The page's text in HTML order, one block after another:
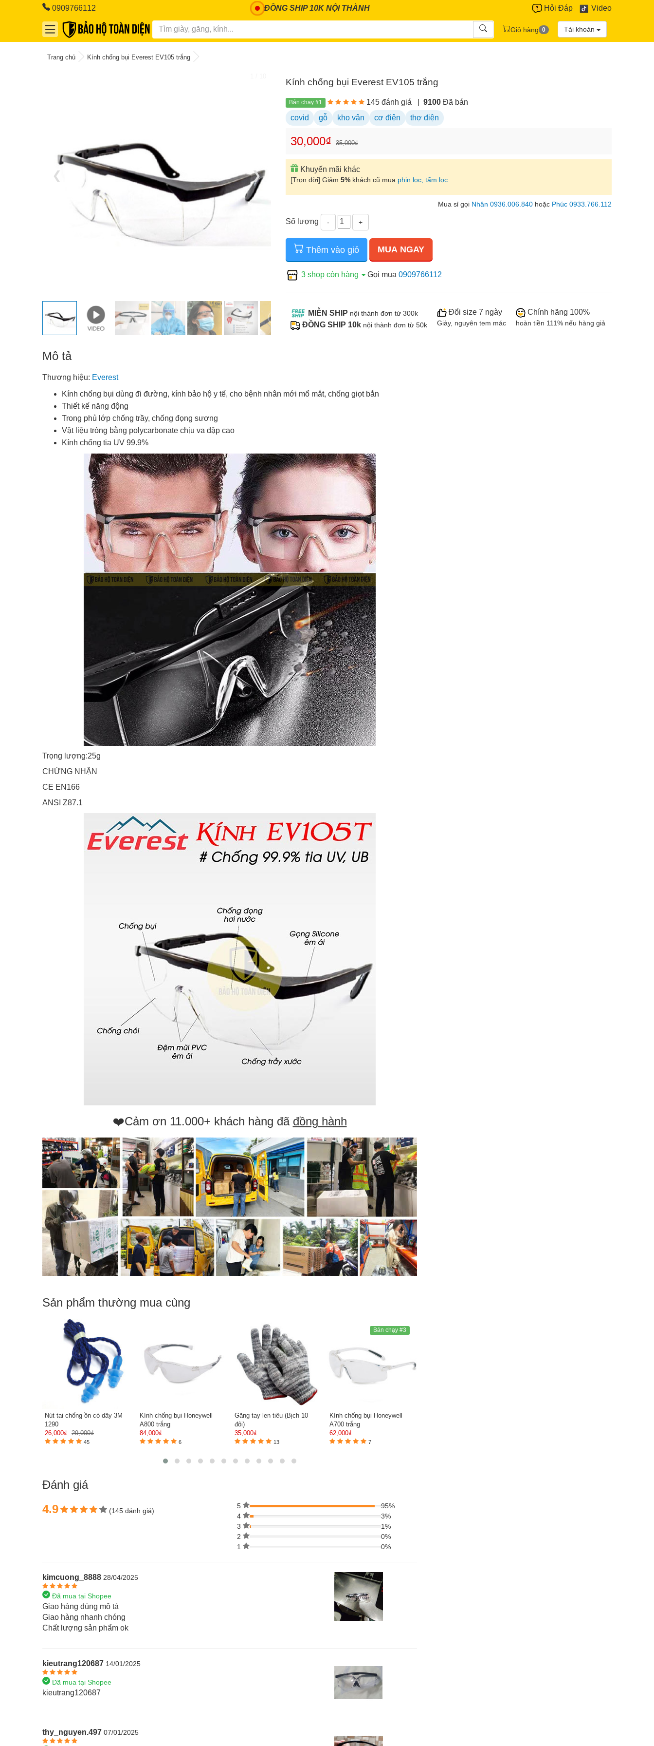
0909766112 ĐỒNG SHIP 10K NỘI THÀNH Hỏi Đáp Video
Giỏ hàng 0 Tài khoản
Trang chủ Kính chống bụi Everest EV105 trắng
❮ ❯
Kính chống bụi Everest EV105 trắng
Bán chạy #1 145 đánh giá |9100 Đã bán
covid
gỗ kho vận cơ điện thợ điện
30,000₫ 35,000₫
Khuyến mãi khác
[Trọn đời] Giảm 5% khách cũ mua phin lọc, tấm lọc
Mua sỉ gọi Nhân 0936.006.840 hoặc Phúc 0933.766.112
Số lượng - +
Thêm vào giỏ MUA NGAY
3 shop còn hàng Gọi mua 0909766112
MIỄN SHIP nội thành đơn từ 300k
ĐỒNG SHIP 10k nội thành đơn từ 50k
Đổi size 7 ngày
Giày, nguyên tem mác
Chính hãng 100%
hoàn tiền 111% nếu hàng giả
Mô tả
Thương hiệu: Everest
Kính chống bụi dùng đi đường, kính bảo hộ y tế, cho bệnh nhân mới mổ mắt, chống giọt bắn
Thiết kế năng động
Trong phủ lớp chống trầy, chống đọng sương
Vật liệu tròng bằng polycarbonate chịu va đập cao
Kính chống tia UV 99.9%
Trọng lượng:25g
CHỨNG NHẬN
CE EN166
ANSI Z87.1
❤️Cảm ơn 11.000+ khách hàng đã đồng hành
Sản phẩm thường mua cùng
Nút tai chống ồn có dây 3M
1290
26,000₫
29,000₫
45
Kính chống bụi Honeywell
A800 trắng
84,000₫
6
Găng tay len tiêu (Bịch 10
đôi)
35,000₫
13
Bán chạy #3
Kính chống bụi Honeywell
A700 trắng
62,000₫
7
Đánh giá
4.9
(145 đánh giá)
5
95%
4
3%
3
1%
2
0%
1
0%
kimcuong_8888 28/04/2025
Đã mua tại Shopee
Giao hàng đúng mô tả
Giao hàng nhanh chóng
Chất lượng sản phẩm ok
kieutrang120687 14/01/2025
Đã mua tại Shopee
kieutrang120687
thy_nguyen.497 07/01/2025